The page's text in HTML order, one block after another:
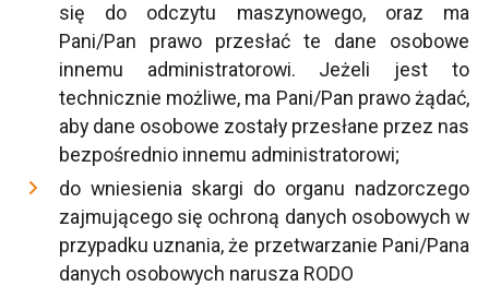
się do odczytu maszynowego, oraz ma
Pani/Pan prawo przesłać te dane osobowe
innemu administratorowi. Jeżeli jest to
technicznie możliwe, ma Pani/Pan prawo żądać,
aby dane osobowe zostały przesłane przez nas
bezpośrednio innemu administratorowi;
do wniesienia skargi do organu nadzorczego
zajmującego się ochroną danych osobowych w
przypadku uznania, że przetwarzanie Pani/Pana
danych osobowych narusza RODO